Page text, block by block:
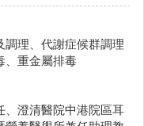
調理、代謝症候群調理
、重金屬排毒
、澄清醫院中港院區耳